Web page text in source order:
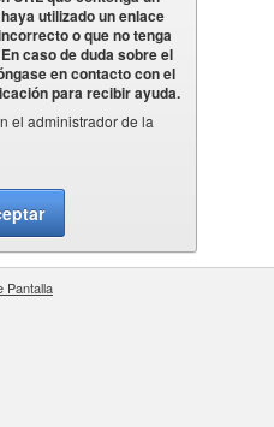
utilizado un enlace
o que no tenga
caso de duda sobre el
en contacto con el
para recibir ayuda.
el administrador de la
Pantalla